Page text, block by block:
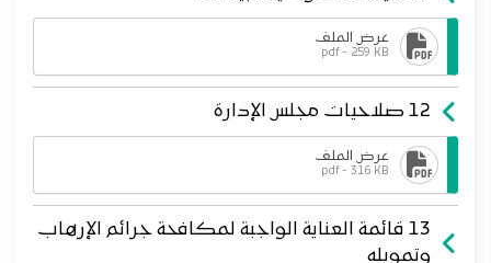
عرض الملف
pdf - 259 KB
12 صلاحيات مجلس الإدارة
عرض الملف
pdf - 316 KB
13 قائمة العناية الواجبة لمكافحة جرائم الإرهاب
وتمويله